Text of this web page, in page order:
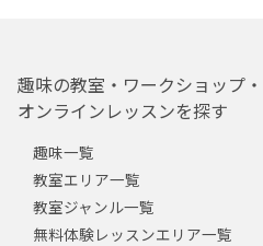
趣味の教室・ワークショップ・
オンラインレッスンを探す
趣味一覧
教室エリア一覧
教室ジャンル一覧
無料体験レッスンエリア一覧